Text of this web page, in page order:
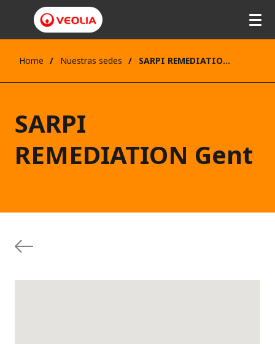
Home Nuestras sedes SARPI REMEDIATION Gent
SARPI
REMEDIATION Gent